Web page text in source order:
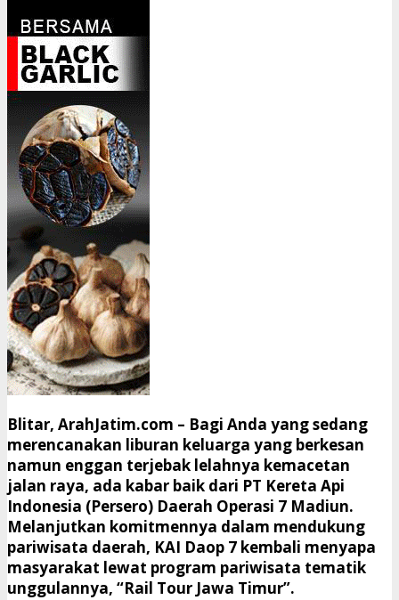
​Blitar, ArahJatim.com – Bagi Anda yang sedang
merencanakan liburan keluarga yang berkesan
namun enggan terjebak lelahnya kemacetan
jalan raya, ada kabar baik dari PT Kereta Api
Indonesia (Persero) Daerah Operasi 7 Madiun.
Melanjutkan komitmennya dalam mendukung
pariwisata daerah, KAI Daop 7 kembali menyapa
masyarakat lewat program pariwisata tematik
unggulannya, “Rail Tour Jawa Timur”.